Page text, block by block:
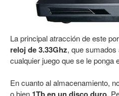
La principal atracción de este
reloj de 3.33Ghz, que
cualquier juego que se le ponga
En cuanto al almacenamiento,
o bien
.